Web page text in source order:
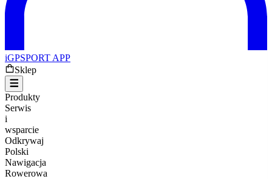
iGPSPORT APP
Sklep
Produkty
Serwis
i
wsparcie
Odkrywaj
Polski
Nawigacja
Rowerowa